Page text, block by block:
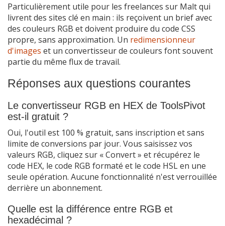
Particulièrement utile pour les freelances sur Malt qui
livrent des sites clé en main : ils reçoivent un brief avec
des couleurs RGB et doivent produire du code CSS
propre, sans approximation. Un redimensionneur
d'images et un convertisseur de couleurs font souvent
partie du même flux de travail.
Réponses aux questions courantes
Le convertisseur RGB en HEX de ToolsPivot
est-il gratuit ?
Oui, l'outil est 100 % gratuit, sans inscription et sans
limite de conversions par jour. Vous saisissez vos
valeurs RGB, cliquez sur « Convert » et récupérez le
code HEX, le code RGB formaté et le code HSL en une
seule opération. Aucune fonctionnalité n'est verrouillée
derrière un abonnement.
Quelle est la différence entre RGB et
hexadécimal ?